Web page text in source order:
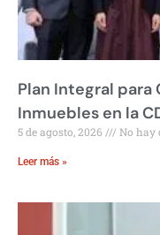
Plan Integral
Inmuebles en la
5 de agosto, 2026 No hay
Leer más »